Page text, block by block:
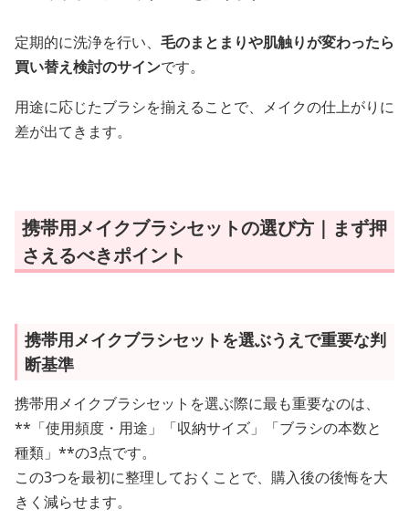
定期的に洗浄を行い、 毛のまとまりや肌触りが変わったら
買い替え検討のサインです。
用途に応じたブラシを揃えることで、メイクの仕上がりに
差が出てきます。
携帯用メイクブラシセットの選び方｜まず押
さえるべきポイント
携帯用メイクブラシセットを選ぶうえで重要な判
断基準
携帯用メイクブラシセットを選ぶ際に最も重要なのは、
**「使用頻度・用途」「収納サイズ」「ブラシの本数と
種類」**の3点です。
この3つを最初に整理しておくことで、購入後の後悔を大
きく減らせます。